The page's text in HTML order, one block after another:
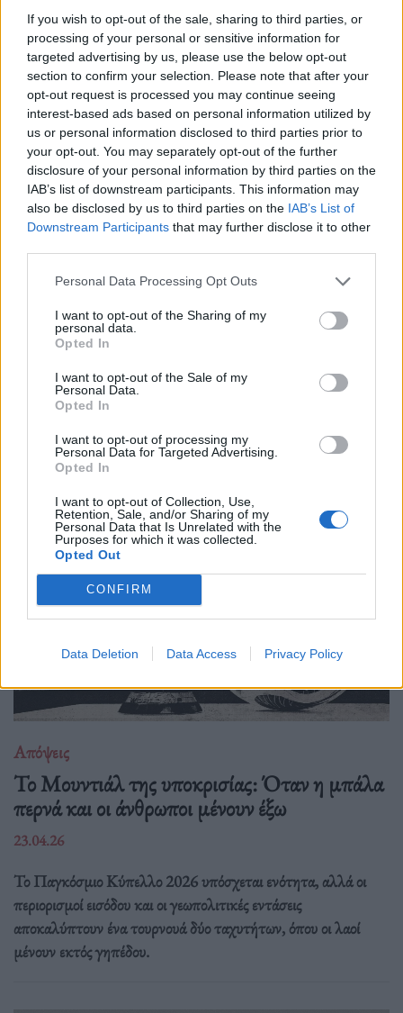
If you wish to opt-out of the sale, sharing to third parties, or
processing of your personal or sensitive information for
targeted advertising by us, please use the below opt-out
section to confirm your selection. Please note that after your
opt-out request is processed you may continue seeing
interest-based ads based on personal information utilized by
us or personal information disclosed to third parties prior to
your opt-out. You may separately opt-out of the further
disclosure of your personal information by third parties on the
IAB’s list of downstream participants. This information may
also be disclosed by us to third parties on the IAB’s List of
Downstream Participants that may further disclose it to other
Personal Data Processing Opt Outs
I want to opt-out of the Sharing of my
personal data.
Opted In
I want to opt-out of the Sale of my
Personal Data.
Opted In
I want to opt-out of processing my
Personal Data for Targeted Advertising.
Opted In
I want to opt-out of Collection, Use,
Retention, Sale, and/or Sharing of my
Personal Data that Is Unrelated with the
Purposes for which it was collected.
Opted Out
CONFIRM
Data Deletion Data Access Privacy Policy
αξίζεις».
Απόψεις
Πολιτιστική στασιμότητα powered by AI:
Tο μέλλον μοιάζει ήδη βαρετό
20.05.26
Νέα έρευνα δείχνει πως όταν η τεχνητή νοημοσύνη τρέφεται
με δικό της περιεχόμενο, καταλήγει να παράγει όλο και πιο
άψυχο, προβλέψιμο και μέτριο υλικό. Με λίγα λόγια, το
Απόψεις
Το Μουντιάλ της υποκρισίας: Όταν η μπάλα
περνά και οι άνθρωποι μένουν έξω
23.04.26
Το Παγκόσμιο Κύπελλο 2026 υπόσχεται ενότητα, αλλά οι
περιορισμοί εισόδου και οι γεωπολιτικές εντάσεις
αποκαλύπτουν ένα τουρνουά δύο ταχυτήτων, όπου οι λαοί
μένουν εκτός γηπέδου.